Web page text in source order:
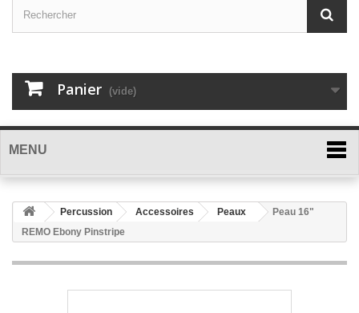
Panier (vide)
MENU
Percussion Accessoires Peaux
Peau 16"
REMO Ebony Pinstripe